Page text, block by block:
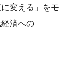
変える」をモ
済への